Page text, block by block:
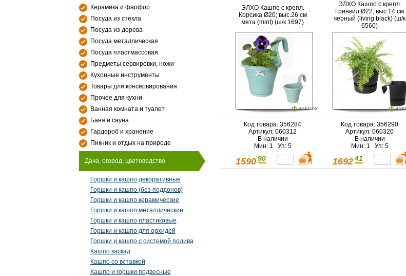
Керамика и фарфор
Посуда из стекла
Посуда из дерева
Посуда металлическая
Посуда пластмассовая
Предметы сервировки, ножи
Кухонные инструменты
Товары для консервирования
Прочее для кухни
Ванная комната и туалет
Баня и сауна
Гардероб и хранение
Пикник и отдых на природе
Дача, огород, цветоводство
Горшки и кашпо декоративные
Горшки и кашпо (без поддонов)
Горшки и кашпо керамические
Горшки и кашпо металлические
Горшки и кашпо пластиковые
Горшки и кашпо для орхидей
Горшки и кашпо с системой полива
Кашпо каскад
Кашпо со вставкой
Кашпо и горшки подвесные
ЭЛХО Кашпо с крепл.
Корсика Ø20; выс.26 см
мята (mint) (ш/к 1697)
Код товара: 356284
Артикул: 060312
В наличии
Мин: 1 Уп: 5
1590 90
ЭЛХО Кашпо с крепл.
Гринвил Ø22; выс.14 см
черный (living black) (ш/к
6560)
Код товара: 356290
Артикул: 060320
В наличии
Мин: 1 Уп: 5
1692 41